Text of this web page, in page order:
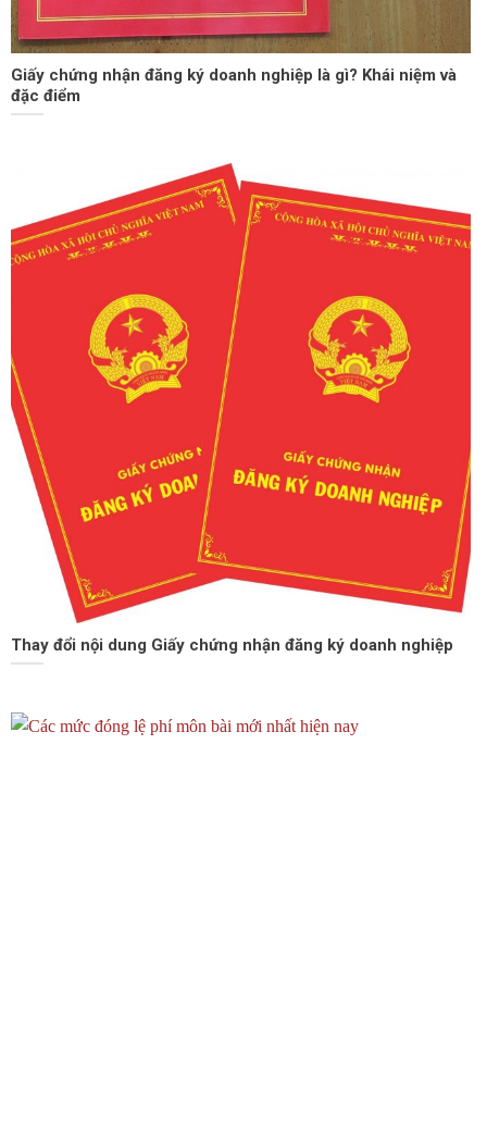
Giấy chứng nhận đăng ký doanh nghiệp là gì? Khái niệm và
đặc điểm
Thay đổi nội dung Giấy chứng nhận đăng ký doanh nghiệp